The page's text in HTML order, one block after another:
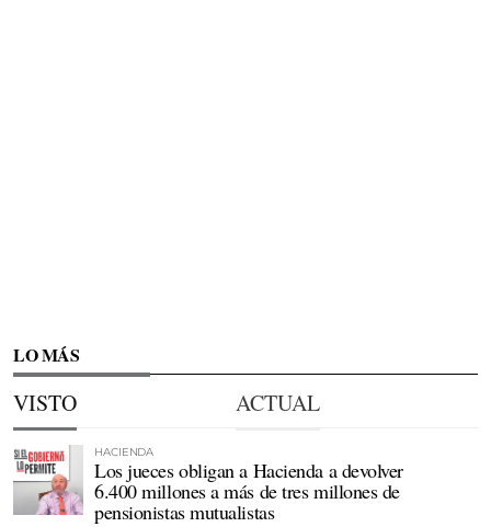
LO MÁS
VISTO ACTUAL
HACIENDA
Los jueces obligan a Hacienda a devolver
6.400 millones a más de tres millones de
pensionistas mutualistas